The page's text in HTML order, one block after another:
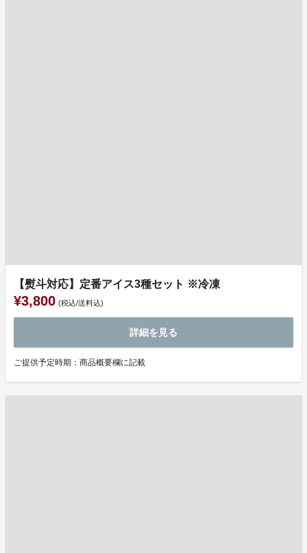
【熨斗対応】定番アイス3種セット ※冷凍
¥3,800 (税込/送料込)
詳細を見る
ご提供予定時期：商品概要欄に記載